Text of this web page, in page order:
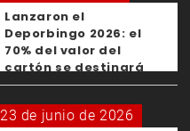
Lanzaron el
Deporbingo 2026: el
70% del valor del
cartón se destinará
para los clubes
23 de junio de 2026